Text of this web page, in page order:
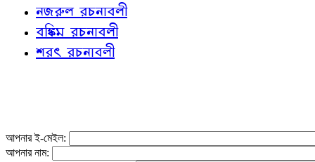
নজরুল রচনাবলী
বঙ্কিম রচনাবলী
শরৎ রচনাবলী
আপনার ই-মেইল:
আপনার নাম: